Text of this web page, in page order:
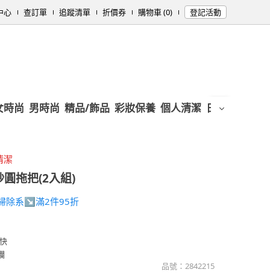
心 查訂單 追蹤清單 折價券 購物車 (0) 登記活動
時尚 男時尚 精品/飾品 彩妝保養 個人清潔 日用/紙品
潔
圓拖把(2入組)
除系↘滿2件95折
品號： 2842215